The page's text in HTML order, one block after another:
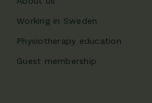
Working in Sweden
Physiotherapy education
Guest membership